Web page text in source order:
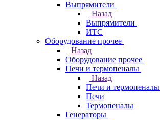
Выпрямители
Назад
Выпрямители
ИТС
Оборудование прочее
Назад
Оборудование прочее
Печи и термопеналы
Назад
Печи и термопеналы
Печи
Термопеналы
Генераторы